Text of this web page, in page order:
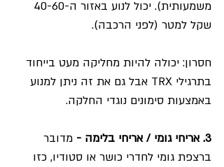
שקל למטר (לפני הרכבה).
חסרון: יכולה להיות מחליקה מעט בייחוד
בתרגילי TRX אבל גם את זה ניתן למנוע
באמצעות סימונים נוגדי החלקה.
3. אריחי גומי / אריחי בלימה -
מדובר
ברצפת גומי לחדרי כושר או סטודיו, כזו